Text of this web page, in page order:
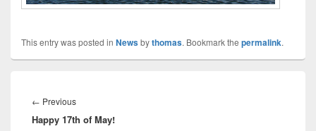
This entry was posted in Newsbythomas. Bookmark the permalink.
← PreviousPrevious
post:
Happy 17th of May!